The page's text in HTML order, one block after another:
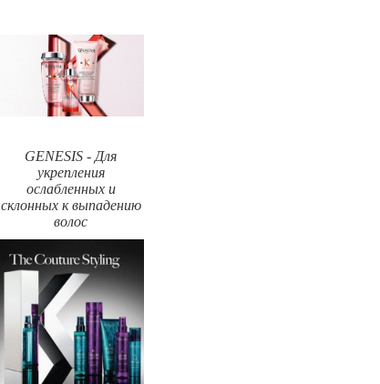
GENESIS - Для
укрепления
ослабленных и
склонных к выпадению
волос